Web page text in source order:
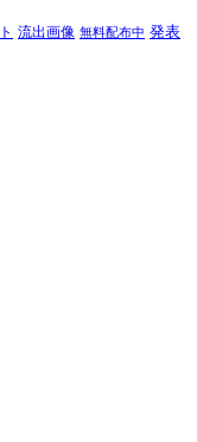
流出画像 無料配布中 発表